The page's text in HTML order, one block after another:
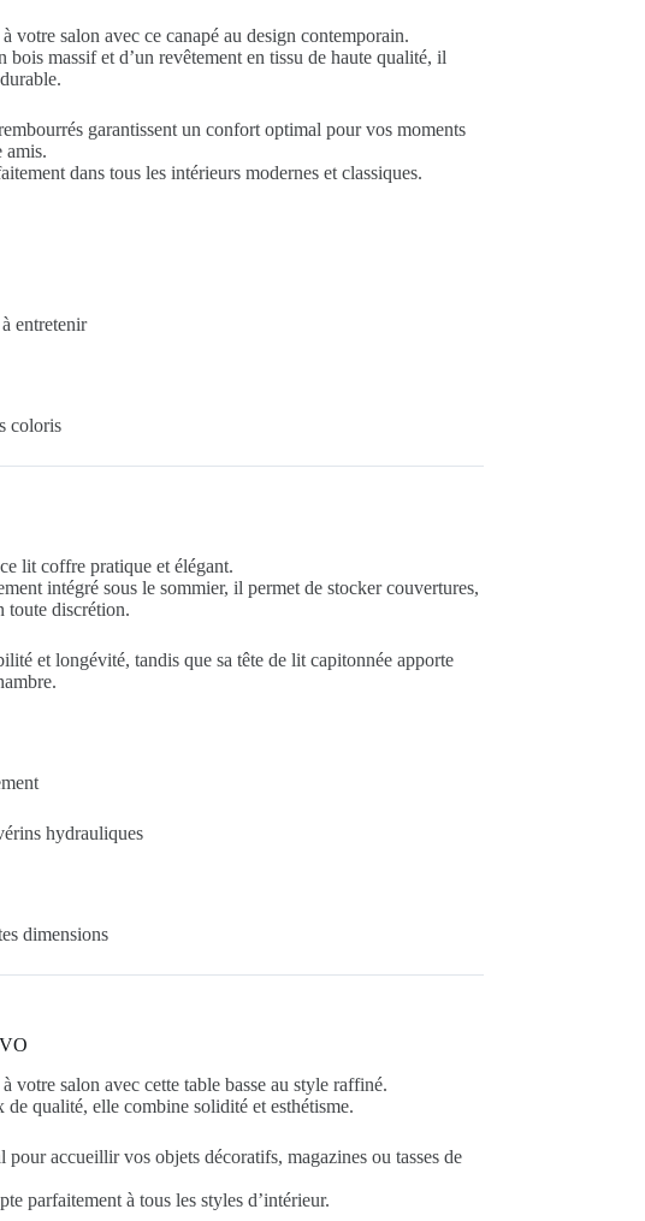
votre salon avec ce canapé au design contemporain.
bois massif et d’un revêtement en tissu de haute qualité, il
garantissent un confort optimal pour vos moments
amis.
dans tous les intérieurs modernes et classiques.
entretenir
coloris
lit coffre pratique et élégant.
intégré sous le sommier, il permet de stocker couvertures,
toute discrétion.
et longévité, tandis que sa tête de lit capitonnée apporte
hydrauliques
dimensions
votre salon avec cette table basse au style raffiné.
de qualité, elle combine solidité et esthétisme.
pour accueillir vos objets décoratifs, magazines ou tasses de
parfaitement à tous les styles d’intérieur.